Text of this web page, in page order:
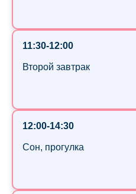
11:30-12:00
Второй завтрак
12:00-14:30
Сон, прогулка